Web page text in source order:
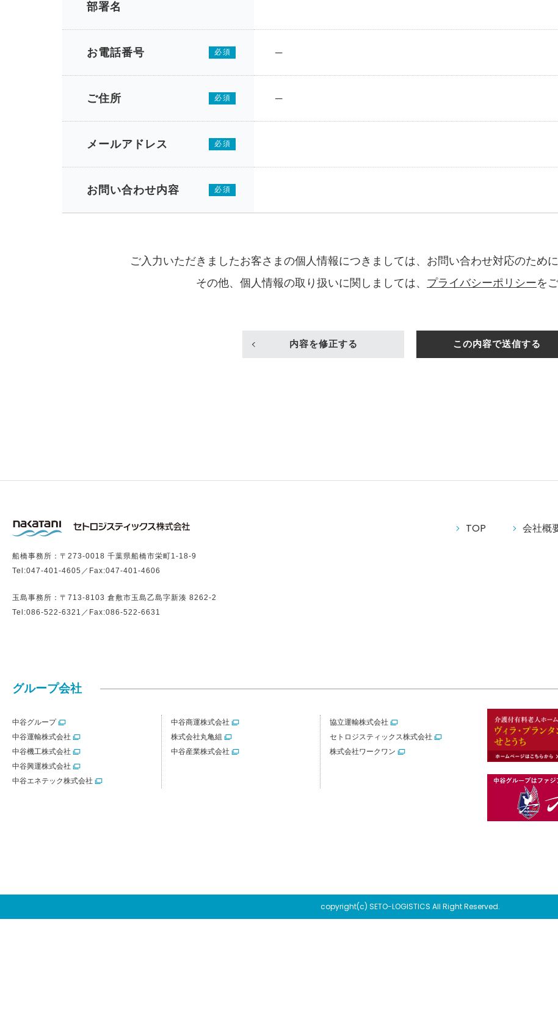
部署名
必須
お電話番号 ─
必須
ご住所 ─
必須
メールアドレス
必須
お問い合わせ内容
ご入力いただきましたお客さまの個人情報につきましては、お問い合わせ対応のため
その他、個人情報の取り扱いに関しましては、 プライバシーポリシーを
内容を修正する
船橋事務所：〒273-0018 千葉県船橋市栄町1-18-9
Tel:047-401-4605 ／Fax:047-401-4606
玉島事務所：〒713-8103 倉敷市玉島乙島字新湊 8262-2
Tel:086-522-6321 ／Fax:086-522-6631
TOP 会社概
グループ会社
中谷グループ
中谷運輸株式会社
中谷機工株式会社
中谷興運株式会社
中谷エネテック株式会社
中谷商運株式会社
株式会社丸亀組
中谷産業株式会社
協立運輸株式会社
セトロジスティックス株式会社
株式会社ワークワン
copyright(c) SETO-LOGISTICS All Right Reserved.